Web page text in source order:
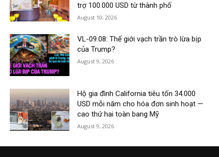
trợ 100.000 USD từ thành phố
August 10, 2026
VL-09.08: Thế giới vạch trần trò lừa bịp
của Trump?
August 9, 2026
Hộ gia đình California tiêu tốn 34.000
USD mỗi năm cho hóa đơn sinh hoạt —
cao thứ hai toàn bang Mỹ
August 9, 2026